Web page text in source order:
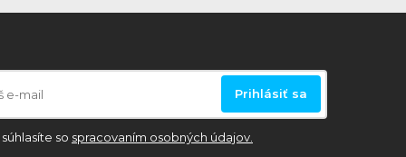
Prihlásiť sa
so spracovaním osobných údajov.